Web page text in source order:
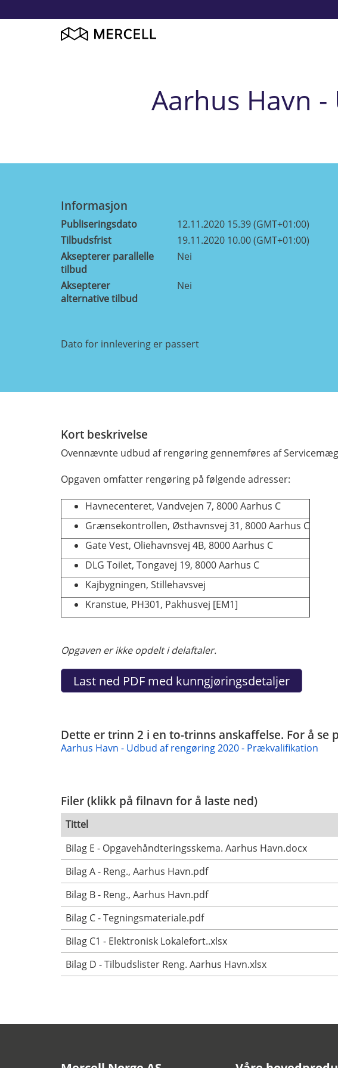
Aarhus Havn
Informasjon
Publiseringsdato
12.11.2020 15.39 (GMT+01:00)
Tilbudsfrist
19.11.2020 10.00 (GMT+01:00)
Aksepterer parallelle
tilbud
Nei
Aksepterer
alternative tilbud
Nei
Dato for innlevering er passert
Kort beskrivelse
Ovennævnte udbud af rengøring gennemføres af
Opgaven omfatter rengøring på følgende adresser:
Havnecenteret, Vandvejen 7, 8000 Aarhus C
Grænsekontrollen, Østhavnsvej 31, 8000 Aarhus C
Gate Vest, Oliehavnsvej 4B, 8000 Aarhus C
DLG Toilet, Tongavej 19, 8000 Aarhus C
Kajbygningen, Stillehavsvej
Kranstue, PH301, Pakhusvej [EM1]
Opgaven er ikke opdelt i delaftaler.
Dette er trinn 2 i en to-trinns anskaffelse. For å
Aarhus Havn - Udbud af rengøring 2020 - Prækvalifikation
Filer (klikk på filnavn for å laste ned)
Tittel
Bilag E - Opgavehåndteringsskema. Aarhus Havn.docx
Bilag A - Reng., Aarhus Havn.pdf
Bilag B - Reng., Aarhus Havn.pdf
Bilag C - Tegningsmateriale.pdf
Bilag C1 - Elektronisk Lokalefort..xlsx
Bilag D - Tilbudslister Reng. Aarhus Havn.xlsx